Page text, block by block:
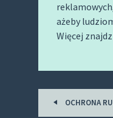
ażeby
Więcej
PostOCHRONA